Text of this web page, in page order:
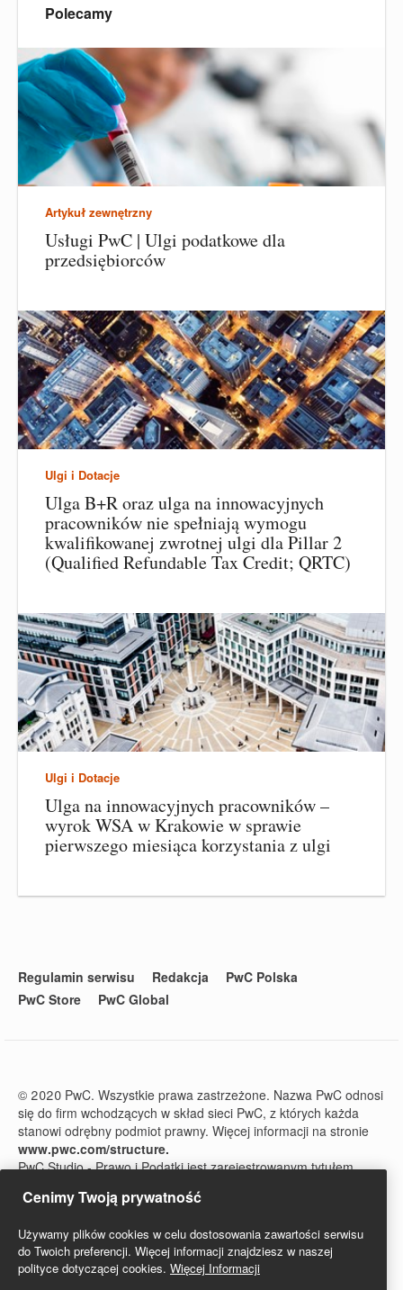
Polecamy
Artykuł zewnętrzny
Usługi PwC | Ulgi podatkowe dla
przedsiębiorców
Ulgi i Dotacje
Ulga B+R oraz ulga na innowacyjnych
pracowników nie spełniają wymogu
kwalifikowanej zwrotnej ulgi dla Pillar 2
(Qualified Refundable Tax Credit; QRTC)
Ulgi i Dotacje
Ulga na innowacyjnych pracowników –
wyrok WSA w Krakowie w sprawie
pierwszego miesiąca korzystania z ulgi
Regulamin serwisu Redakcja
PwC Polska
PwC Store
PwC Global
© 2020 PwC. Wszystkie prawa zastrzeżone. Nazwa PwC odnosi
się do firm wchodzących w skład sieci PwC, z których każda
stanowi odrębny podmiot prawny. Więcej informacji na stronie
www.pwc.com/structure.
PwC Studio - Prawo i Podatki jest zarejestrowanym tytułem
Cenimy Twoją prywatność
Używamy plików cookies w celu dostosowania zawartości serwisu
do Twoich preferencji. Więcej informacji znajdziesz w naszej
polityce dotyczącej cookies. Więcej Informacji